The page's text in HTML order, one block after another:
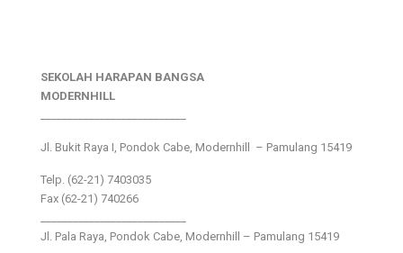
SEKOLAH HARAPAN BANGSA
MODERNHILL
Jl. Bukit Raya I, Pondok Cabe, Modernhill – Pamulang 15419
Telp. (62-21) 7403035
Fax (62-21) 740266
Jl. Pala Raya, Pondok Cabe, Modernhill – Pamulang 15419